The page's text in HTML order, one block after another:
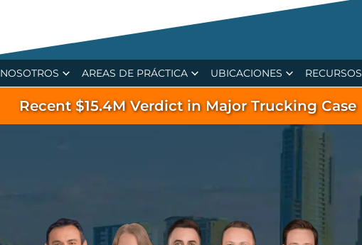
NOSOTROS AREAS DE PRÁCTICA UBICACIONES RECURSOS
Recent $15.4M Verdict in Major Trucking Case